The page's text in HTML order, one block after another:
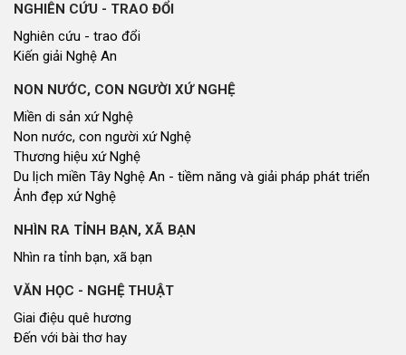
NGHIÊN CỨU - TRAO ĐỔI
Nghiên cứu - trao đổi
Kiến giải Nghệ An
NON NƯỚC, CON NGƯỜI XỨ NGHỆ
Miền di sản xứ Nghệ
Non nước, con người xứ Nghệ
Thương hiệu xứ Nghệ
Du lịch miền Tây Nghệ An - tiềm năng và giải pháp phát triển
Ảnh đẹp xứ Nghệ
NHÌN RA TỈNH BẠN, XÃ BẠN
Nhìn ra tỉnh bạn, xã bạn
VĂN HỌC - NGHỆ THUẬT
Giai điệu quê hương
Đến với bài thơ hay